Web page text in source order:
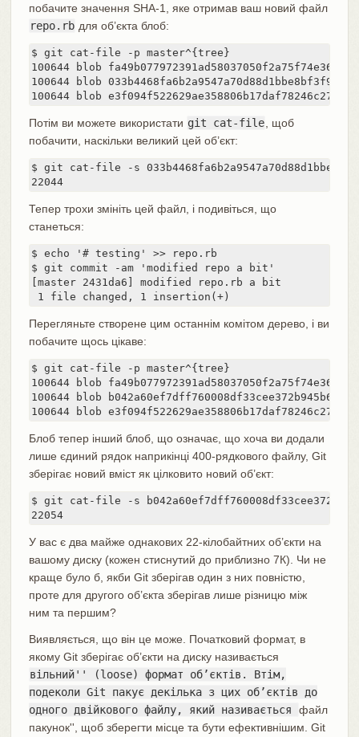
побачите значення SHA-1, яке отримав ваш новий файл
repo.rb для об’єкта блоб:
$ git cat-file -p master^{tree}
100644 blob
100644 blob
100644 blob
Потім ви можете використати git cat-file , щоб
побачити, наскільки великий цей об’єкт:
$ git cat-file -s
22044
Тепер трохи змініть цей файл, і подивіться, що
станеться:
$ echo '# testing' >> repo.rb
$ git commit -am 'modified repo a bit'
[master 2431da6] modified repo.rb a bit
1 file changed, 1 insertion(+)
Перегляньте створене цим останнім комітом дерево, і ви
побачите щось цікаве:
$ git cat-file -p master^{tree}
100644 blob
100644 blob
100644 blob
Блоб тепер інший блоб, що означає, що хоча ви додали
лише єдиний рядок наприкінці 400-рядкового файлу, Git
зберігає новий вміст як цілковито новий об’єкт:
$ git cat-file -s
22054
У вас є два майже однакових 22-кілобайтних об’єкти на
вашому диску (кожен стиснутий до приблизно 7К). Чи не
краще було б, якби Git зберігав один з них повністю,
проте для другого об’єкта зберігав лише різницю між
ним та першим?
Виявляється, що він це може. Початковий формат, в
якому Git зберігає об’єкти на диску називається
вільний'' (loose) формат об’єктів. Втім,
подеколи Git пакує декілька з цих об’єктів до
одного двійкового файлу, який називається файл
пакунок'', щоб зберегти місце та бути ефективнішим. Git